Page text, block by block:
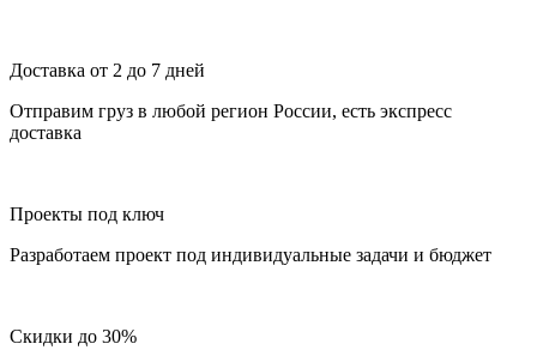
Доставка от 2 до 7 дней
Отправим груз в любой регион России, есть экспресс
доставка
Проекты под ключ
Разработаем проект под индивидуальные задачи и бюджет
Скидки до 30%